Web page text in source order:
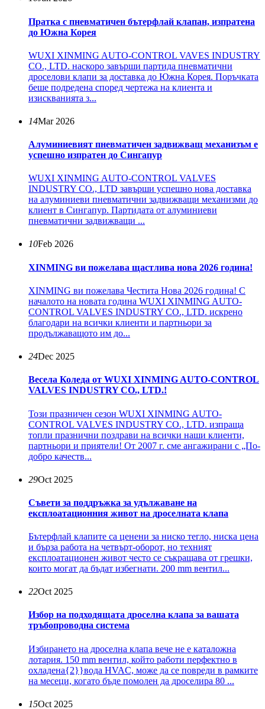
Пратка с пневматичен бътерфлай клапан, изпратена
до Южна Корея
WUXI XINMING AUTO-CONTROL VAVES INDUSTRY
CO., LTD. наскоро завърши партида пневматични
дроселови клапи за доставка до Южна Корея. Поръчката
беше подредена според чертежа на клиента и
изискванията з...
14Mar 2026
Алуминиевият пневматичен задвижващ механизъм е
успешно изпратен до Сингапур
WUXI XINMING AUTO-CONTROL VALVES
INDUSTRY CO., LTD завърши успешно нова доставка
на алуминиеви пневматични задвижващи механизми до
клиент в Сингапур. Партидата от алуминиеви
пневматични задвижващи ...
10Feb 2026
XINMING ви пожелава щастлива нова 2026 година!
XINMING ви пожелава Честита Нова 2026 година! С
началото на новата година WUXI XINMING AUTO-
CONTROL VALVES INDUSTRY CO., LTD. искрено
благодари на всички клиенти и партньори за
продължаващото им до...
24Dec 2025
Весела Коледа от WUXI XINMING AUTO-CONTROL
VALVES INDUSTRY CO., LTD.!
Този празничен сезон WUXI XINMING AUTO-
CONTROL VALVES INDUSTRY CO., LTD. изпраща
топли празнични поздрави на всички наши клиенти,
партньори и приятели! От 2007 г. сме ангажирани с „По-
добро качеств...
29Oct 2025
Съвети за поддръжка за удължаване на
експлоатационния живот на дроселната клапа
Бътерфлай клапите са ценени за ниско тегло, ниска цена
и бърза работа на четвърт-оборот, но техният
експлоатационен живот често се съкращава от грешки,
които могат да бъдат избегнати. 200 mm вентил...
22Oct 2025
Избор на подходящата дроселна клапа за вашата
тръбопроводна система
Избирането на дроселна клапа вече не е каталожна
лотария. 150 mm вентил, който работи перфектно в
охладена{2}}вода HVAC, може да се повреди в рамките
на месеци, когато бъде помолен да дроселира 80 ...
15Oct 2025